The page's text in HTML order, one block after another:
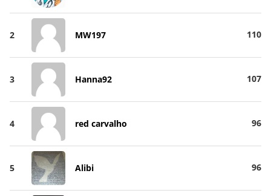
2 MW197 110
3 Hanna92 107
4 red carvalho 96
5 Alibi 96